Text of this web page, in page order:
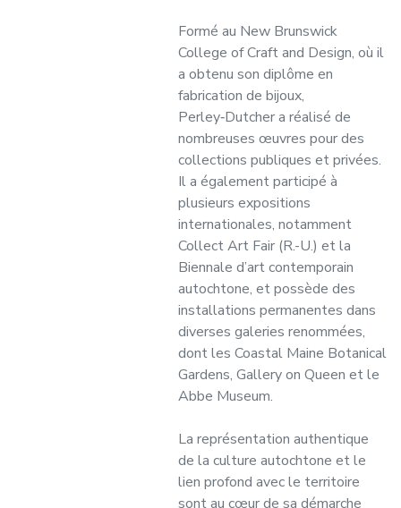
Formé au New Brunswick
College of Craft and Design, où il
a obtenu son diplôme en
fabrication de bijoux,
Perley‑Dutcher a réalisé de
nombreuses œuvres pour des
collections publiques et privées.
Il a également participé à
plusieurs expositions
internationales, notamment
Collect Art Fair (R.-U.) et la
Biennale d’art contemporain
autochtone, et possède des
installations permanentes dans
diverses galeries renommées,
dont les Coastal Maine Botanical
Gardens, Gallery on Queen et le
Abbe Museum.
La représentation authentique
de la culture autochtone et le
lien profond avec le territoire
sont au cœur de sa démarche